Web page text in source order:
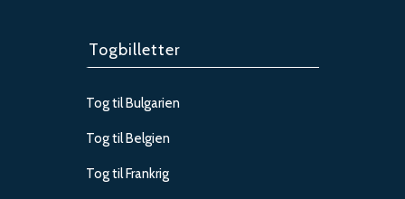
Togbilletter
Tog til Bulgarien
Tog til Belgien
Tog til Frankrig